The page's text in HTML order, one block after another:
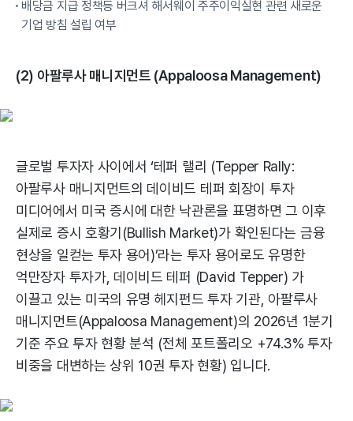
배당금 지급 정책등 버크셔 해서웨이 주주이익실현 관련 새로운
기업 방침 설립 여부
(2) 아팔루사 매니지먼트 (Appaloosa Management)
글로벌 투자자 사이에서 ‘테퍼 랠리 (Tepper Rally:
아팔루사 매니지먼트의 데이비드 테퍼 회장이 투자
미디어에서 미국 증시에 대한 낙관론을 표명하면 그 이후
실제로 증시 호황기(Bullish Market)가 확인된다는 금융
현상을 일컫는 투자 용어)’라는 투자 용어로도 유명한
억만장자 투자가, 데이비드 테퍼 (David Tepper) 가
이끌고 있는 미국의 유명 헤지펀드 투자 기관, 아팔루사
매니지먼트(Appaloosa Management)의 2026년 1분기
기준 주요 투자 현황 분석 (전체 포트폴리오 +74.3% 투자
비중을 대변하는 상위 10권 투자 현황) 입니다.